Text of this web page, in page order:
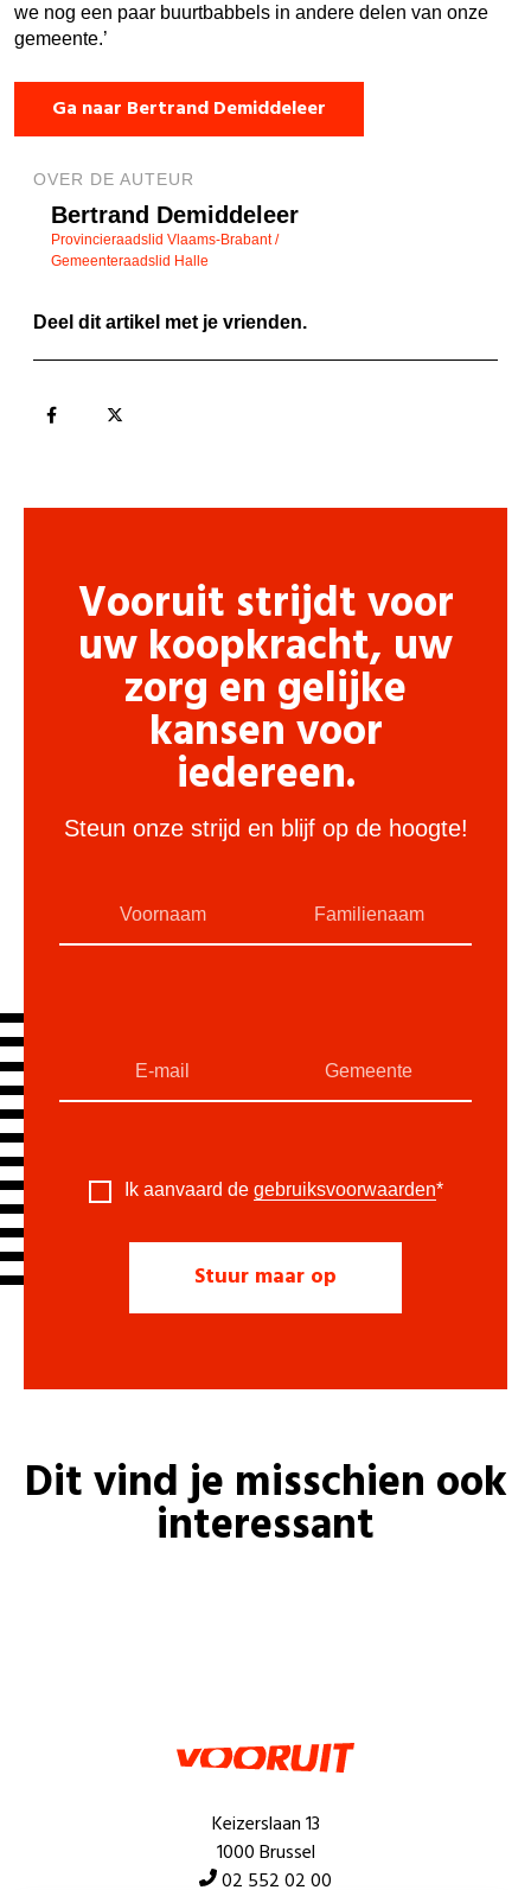
we nog een paar buurtbabbels in andere delen van onze
gemeente.’
Ga naar Bertrand Demiddeleer
OVER DE AUTEUR
Bertrand Demiddeleer
Provincieraadslid Vlaams-Brabant /
Gemeenteraadslid Halle
Deel dit artikel met je vrienden.
Vooruit strijdt voor
uw koopkracht, uw
zorg en gelijke
kansen voor
iedereen.
Steun onze strijd en blijf op de hoogte!
Ik aanvaard de gebruiksvoorwaarden*
Dit vind je misschien ook
interessant
Keizerslaan 13
1000 Brussel
02 552 02 00